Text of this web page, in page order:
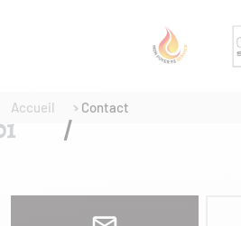
Accueil Contact